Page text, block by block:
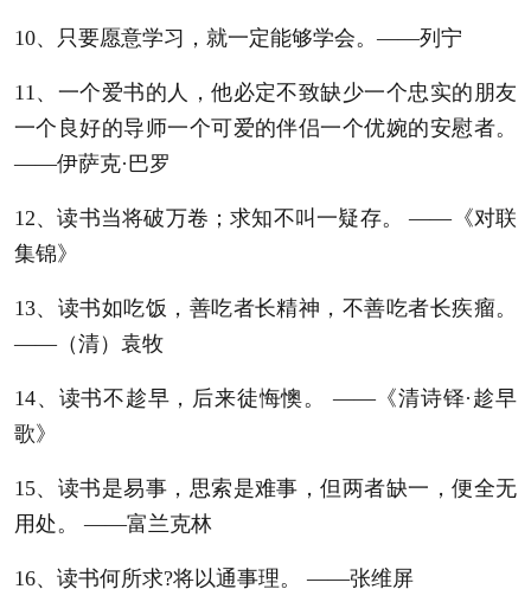
10、只要愿意学习，就一定能够学会。——列宁
11、一个爱书的人，他必定不致缺少一个忠实的朋友
一个良好的导师一个可爱的伴侣一个优婉的安慰者。
——伊萨克·巴罗
12、读书当将破万卷；求知不叫一疑存。 ——《对联
集锦》
13、读书如吃饭，善吃者长精神，不善吃者长疾瘤。
——（清）袁牧
14、读书不趁早，后来徒悔懊。 ——《清诗铎·趁早
歌》
15、读书是易事，思索是难事，但两者缺一，便全无
用处。 ——富兰克林
16、读书何所求?将以通事理。 ——张维屏